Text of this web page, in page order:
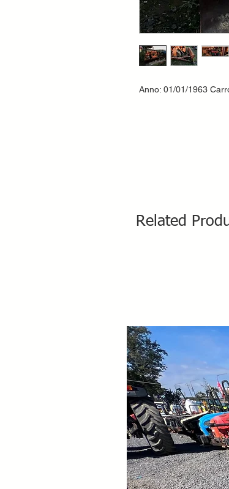
Anno: 01/01/1963
Related